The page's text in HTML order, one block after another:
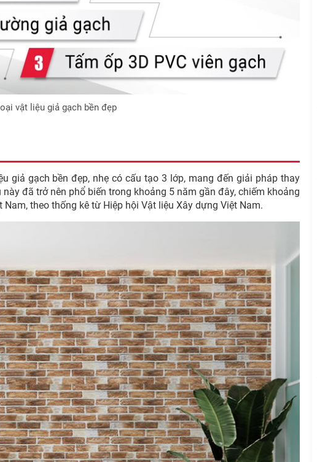
vật liệu giả gạch bền đẹp
giả gạch bền đẹp, nhẹ có cấu tạo 3 lớp, mang đến giải pháp thay
đã trở nên phổ biến trong khoảng 5 năm gần đây, chiếm khoảng
theo thống kê từ Hiệp hội Vật liệu Xây dựng Việt Nam.